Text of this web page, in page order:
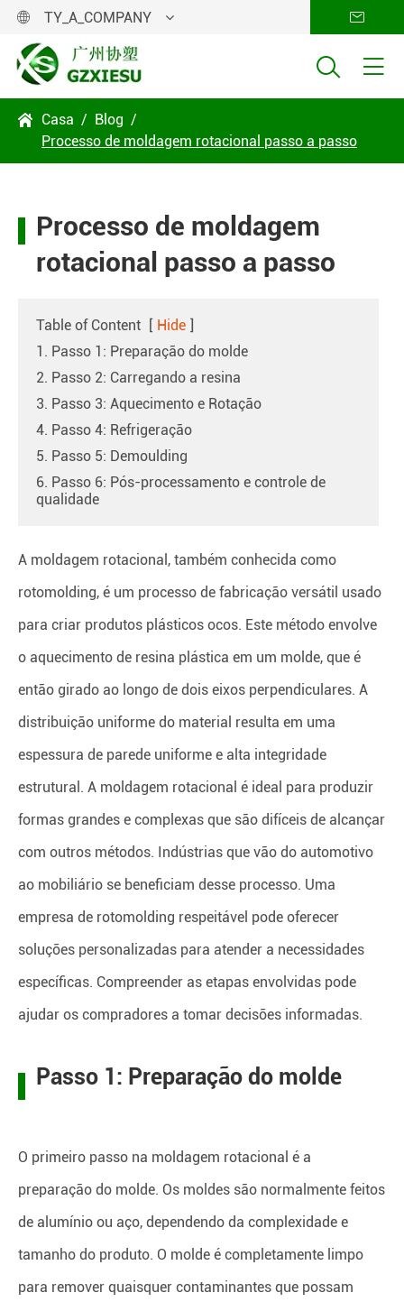
 TY_A_COMPANY 
 
 Casa
Blog
Processo de moldagem rotacional passo a passo
Processo de moldagem
rotacional passo a passo
Table of Content [ Hide ]
1. Passo 1: Preparação do molde
2. Passo 2: Carregando a resina
3. Passo 3: Aquecimento e Rotação
4. Passo 4: Refrigeração
5. Passo 5: Demoulding
6. Passo 6: Pós-processamento e controle de
qualidade
A moldagem rotacional, também conhecida como
rotomolding, é um processo de fabricação versátil usado
para criar produtos plásticos ocos. Este método envolve
o aquecimento de resina plástica em um molde, que é
então girado ao longo de dois eixos perpendiculares. A
distribuição uniforme do material resulta em uma
espessura de parede uniforme e alta integridade
estrutural. A moldagem rotacional é ideal para produzir
formas grandes e complexas que são difíceis de alcançar
com outros métodos. Indústrias que vão do automotivo
ao mobiliário se beneficiam desse processo. Uma
empresa de rotomolding respeitável pode oferecer
soluções personalizadas para atender a necessidades
específicas. Compreender as etapas envolvidas pode
ajudar os compradores a tomar decisões informadas.
Passo 1: Preparação do molde
O primeiro passo na moldagem rotacional é a
preparação do molde. Os moldes são normalmente feitos
de alumínio ou aço, dependendo da complexidade e
tamanho do produto. O molde é completamente limpo
para remover quaisquer contaminantes que possam